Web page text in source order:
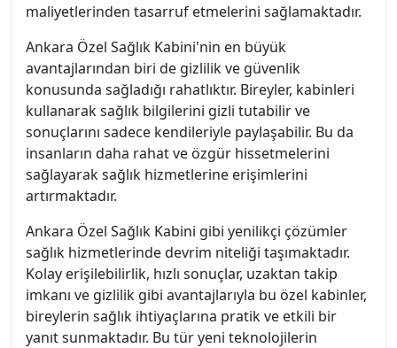
maliyetlerinden tasarruf etmelerini sağlamaktadır.
Ankara Özel Sağlık Kabini'nin en büyük
avantajlarından biri de gizlilik ve güvenlik
konusunda sağladığı rahatlıktır. Bireyler, kabinleri
kullanarak sağlık bilgilerini gizli tutabilir ve
sonuçlarını sadece kendileriyle paylaşabilir. Bu da
insanların daha rahat ve özgür hissetmelerini
sağlayarak sağlık hizmetlerine erişimlerini
artırmaktadır.
Ankara Özel Sağlık Kabini gibi yenilikçi çözümler
sağlık hizmetlerinde devrim niteliği taşımaktadır.
Kolay erişilebilirlik, hızlı sonuçlar, uzaktan takip
imkanı ve gizlilik gibi avantajlarıyla bu özel kabinler,
bireylerin sağlık ihtiyaçlarına pratik ve etkili bir
yanıt sunmaktadır. Bu tür yeni teknolojilerin